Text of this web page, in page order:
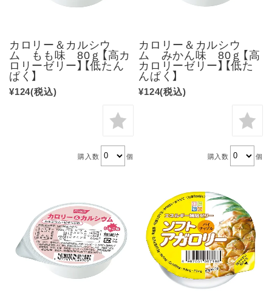
カロリー＆カルシウ
ム もも味 80ｇ【高カ
ロリーゼリー】【低たん
ぱく】
¥124(税込)
購入数 個
カロリー＆カルシウ
ム みかん味 80ｇ【高
カロリーゼリー】【低た
んぱく】
¥124(税込)
購入数 個